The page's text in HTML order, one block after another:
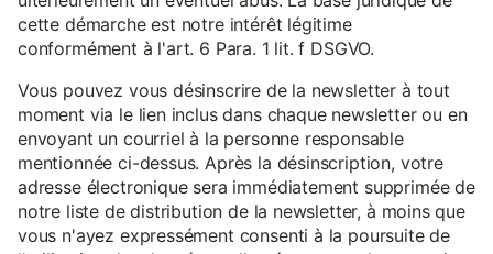
cette démarche est notre intérêt légitime
conformément à l'art. 6 Para. 1 lit. f DSGVO.
Vous pouvez vous désinscrire de la newsletter à tout
moment via le lien inclus dans chaque newsletter ou en
envoyant un courriel à la personne responsable
mentionnée ci-dessus. Après la désinscription, votre
adresse électronique sera immédiatement supprimée de
notre liste de distribution de la newsletter, à moins que
vous n'ayez expressément consenti à la poursuite de